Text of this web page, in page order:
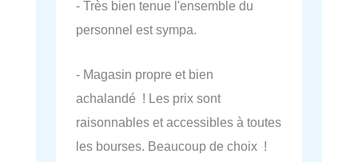
- Très bien tenue l'ensemble du
personnel est sympa.
- Magasin propre et bien
achalandé ! Les prix sont
raisonnables et accessibles à toutes
les bourses. Beaucoup de choix !